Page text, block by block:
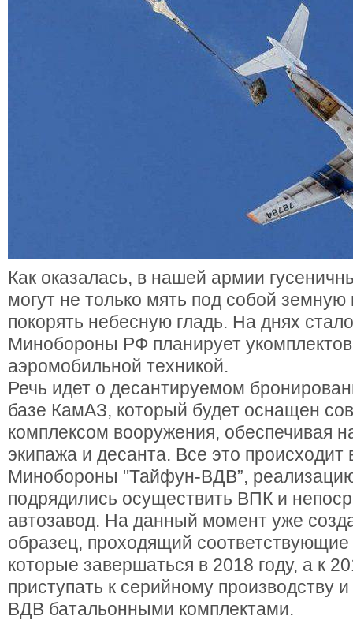
Как оказалась, в нашей армии
могут не только мять под собой земную
покорять небесную гладь. На днях
Минобороны РФ планирует
аэромобильной техникой.
Речь идет о десантируемом
базе КамАЗ, который будет оснащен
комплексом вооружения, обеспечивая
экипажа и десанта. Все это происходит
Минобороны "Тайфун-ВДВ”,
подрядились осуществить ВПК и
автозавод. На данный момент уже
образец, проходящий
которые завершаться в 2018 году, а к
приступать к серийному производству
ВДВ батальонными комплектами.